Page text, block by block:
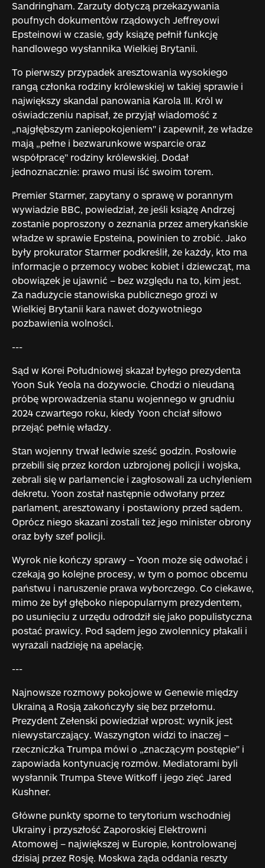
Sandringham. Zarzuty dotyczą przekazywania
poufnych dokumentów rządowych Jeffreyowi
Epsteinowi w czasie, gdy książę pełnił funkcję
handlowego wysłannika Wielkiej Brytanii.
To pierwszy przypadek aresztowania wysokiego
rangą członka rodziny królewskiej w takiej sprawie i
największy skandal panowania Karola III. Król w
oświadczeniu napisał, że przyjął wiadomość z
„najgłębszym zaniepokojeniem" i zapewnił, że władze
mają „pełne i bezwarunkowe wsparcie oraz
współpracę" rodziny królewskiej. Dodał
jednoznacznie: prawo musi iść swoim torem.
Premier Starmer, zapytany o sprawę w porannym
wywiadzie BBC, powiedział, że jeśli książę Andrzej
zostanie poproszony o zeznania przez amerykańskie
władze w sprawie Epsteina, powinien to zrobić. Jako
były prokurator Starmer podkreślił, że każdy, kto ma
informacje o przemocy wobec kobiet i dziewcząt, ma
obowiązek je ujawnić – bez względu na to, kim jest.
Za nadużycie stanowiska publicznego grozi w
Wielkiej Brytanii kara nawet dożywotniego
pozbawienia wolności.
---
Sąd w Korei Południowej skazał byłego prezydenta
Yoon Suk Yeola na dożywocie. Chodzi o nieudaną
próbę wprowadzenia stanu wojennego w grudniu
2024 czwartego roku, kiedy Yoon chciał siłowo
przejąć pełnię władzy.
Stan wojenny trwał ledwie sześć godzin. Posłowie
przebili się przez kordon uzbrojonej policji i wojska,
zebrali się w parlamencie i zagłosowali za uchyleniem
dekretu. Yoon został następnie odwołany przez
parlament, aresztowany i postawiony przed sądem.
Oprócz niego skazani zostali też jego minister obrony
oraz były szef policji.
Wyrok nie kończy sprawy – Yoon może się odwołać i
czekają go kolejne procesy, w tym o pomoc obcemu
państwu i naruszenie prawa wyborczego. Co ciekawe,
mimo że był głęboko niepopularnym prezydentem,
po usunięciu z urzędu odrodził się jako populistyczna
postać prawicy. Pod sądem jego zwolennicy płakali i
wyrażali nadzieję na apelację.
---
Najnowsze rozmowy pokojowe w Genewie między
Ukrainą a Rosją zakończyły się bez przełomu.
Prezydent Zełenski powiedział wprost: wynik jest
niewystarczający. Waszyngton widzi to inaczej –
rzeczniczka Trumpa mówi o „znaczącym postępie" i
zapowiada kontynuację rozmów. Mediatorami byli
wysłannik Trumpa Steve Witkoff i jego zięć Jared
Kushner.
Główne punkty sporne to terytorium wschodniej
Ukrainy i przyszłość Zaporoskiej Elektrowni
Atomowej – największej w Europie, kontrolowanej
dzisiaj przez Rosję. Moskwa żąda oddania reszty